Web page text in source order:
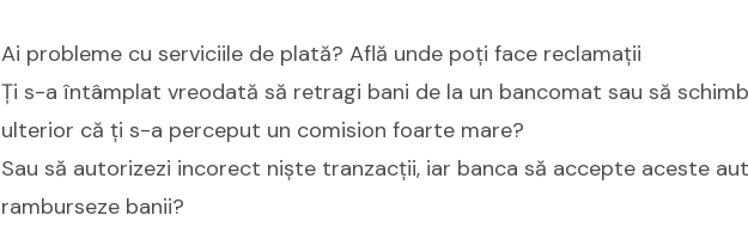
Ai probleme cu serviciile de plată? Află unde poți face reclamații
Ți s-a întâmplat vreodată să retragi bani de la un bancomat sau să
ulterior că ți s-a perceput un comision foarte mare?
Sau să autorizezi incorect niște tranzacții, iar banca să accepte aceste
ramburseze banii?